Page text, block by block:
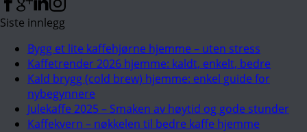
Siste innlegg
Bygg et lite kaffehjørne hjemme – uten stress
Kaffetrender 2026 hjemme: kaldt, enkelt, bedre
Kald brygg (cold brew) hjemme: enkel guide for
nybegynnere
Julekaffe 2025 – Smaken av høytid og gode stunder
Kaffekvern – nøkkelen til bedre kaffe hjemme